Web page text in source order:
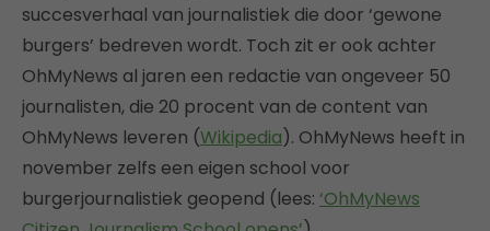
succesverhaal van journalistiek die door ‘gewone
burgers’ bedreven wordt. Toch zit er ook achter
OhMyNews al jaren een redactie van ongeveer 50
journalisten, die 20 procent van de content van
OhMyNews leveren (Wikipedia). OhMyNews heeft in
november zelfs een eigen school voor
burgerjournalistiek geopend (lees: ‘OhMyNews